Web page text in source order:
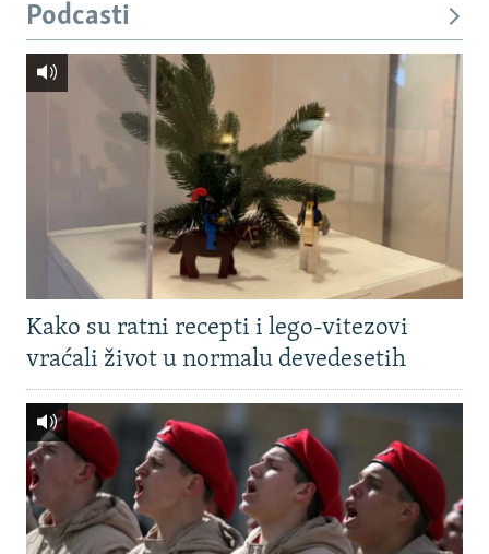
Podcasti
Kako su ratni recepti i lego-vitezovi
vraćali život u normalu devedesetih